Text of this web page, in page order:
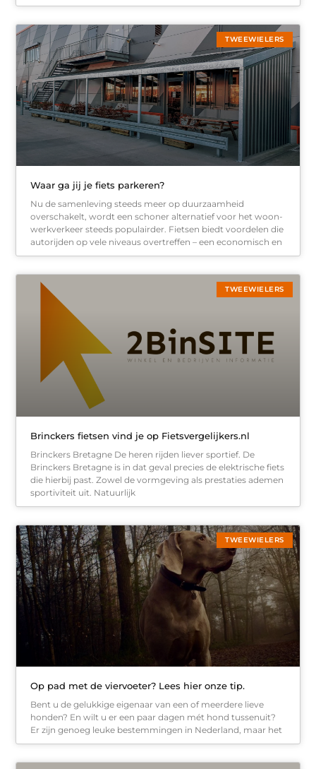
TWEEWIELERS
Waar ga jij je fiets parkeren?
Nu de samenleving steeds meer op duurzaamheid
overschakelt, wordt een schoner alternatief voor het woon-
werkverkeer steeds populairder. Fietsen biedt voordelen die
autorijden op vele niveaus overtreffen – een economisch en
TWEEWIELERS
Brinckers fietsen vind je op Fietsvergelijkers.nl
Brinckers Bretagne De heren rijden liever sportief. De
Brinckers Bretagne is in dat geval precies de elektrische fiets
die hierbij past. Zowel de vormgeving als prestaties ademen
sportiviteit uit. Natuurlijk
TWEEWIELERS
Op pad met de viervoeter? Lees hier onze tip.
Bent u de gelukkige eigenaar van een of meerdere lieve
honden? En wilt u er een paar dagen mét hond tussenuit?
Er zijn genoeg leuke bestemmingen in Nederland, maar het